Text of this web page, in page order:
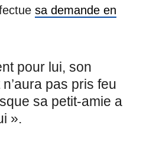
sa demande en
pour lui, son
pas pris feu
sa petit-amie a
».